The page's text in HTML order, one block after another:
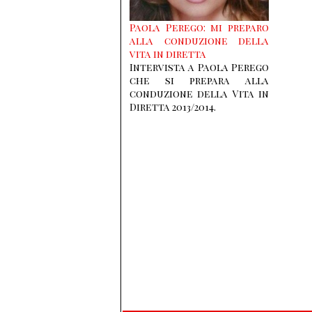
Paola Perego: mi preparo
alla conduzione della
vita in diretta
Intervista a Paola Perego
che si prepara alla
conduzione della Vita in
Diretta 2013/2014.